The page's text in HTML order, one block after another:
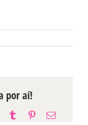
por aí!
TumblrPinterest
E-